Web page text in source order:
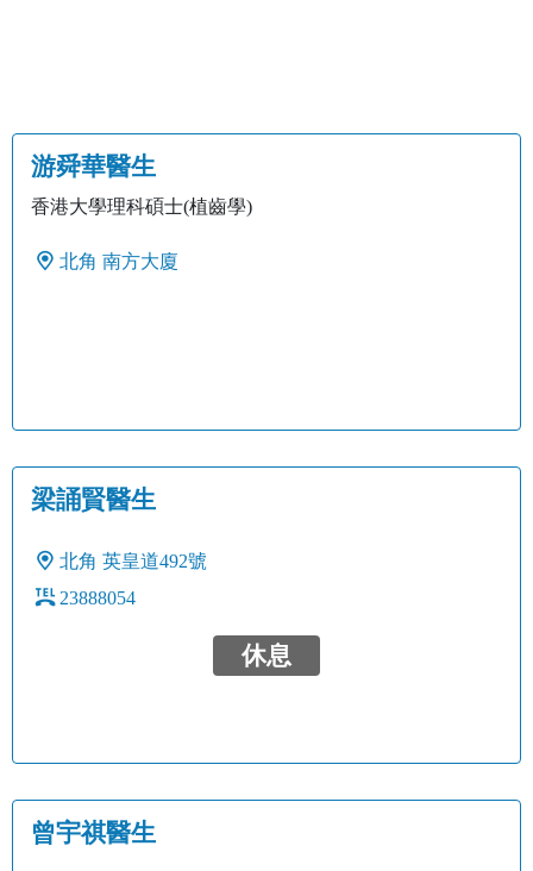
游舜華醫生
香港大學理科碩士(植齒學)
北角 南方大廈
梁誦賢醫生
北角 英皇道492號
23888054
休息
曾宇祺醫生